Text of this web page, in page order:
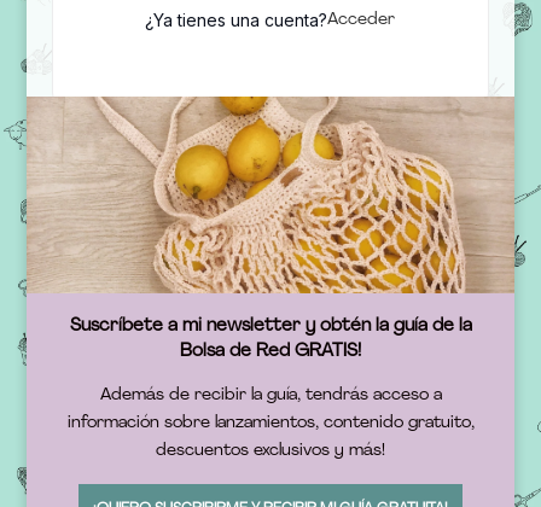
¿Ya tienes una cuenta?Acceder
Suscríbete a mi newsletter y obtén la guía de la
Bolsa de Red GRATIS!
Además de recibir la guía, tendrás acceso a
información sobre lanzamientos, contenido gratuito,
descuentos exclusivos y más!